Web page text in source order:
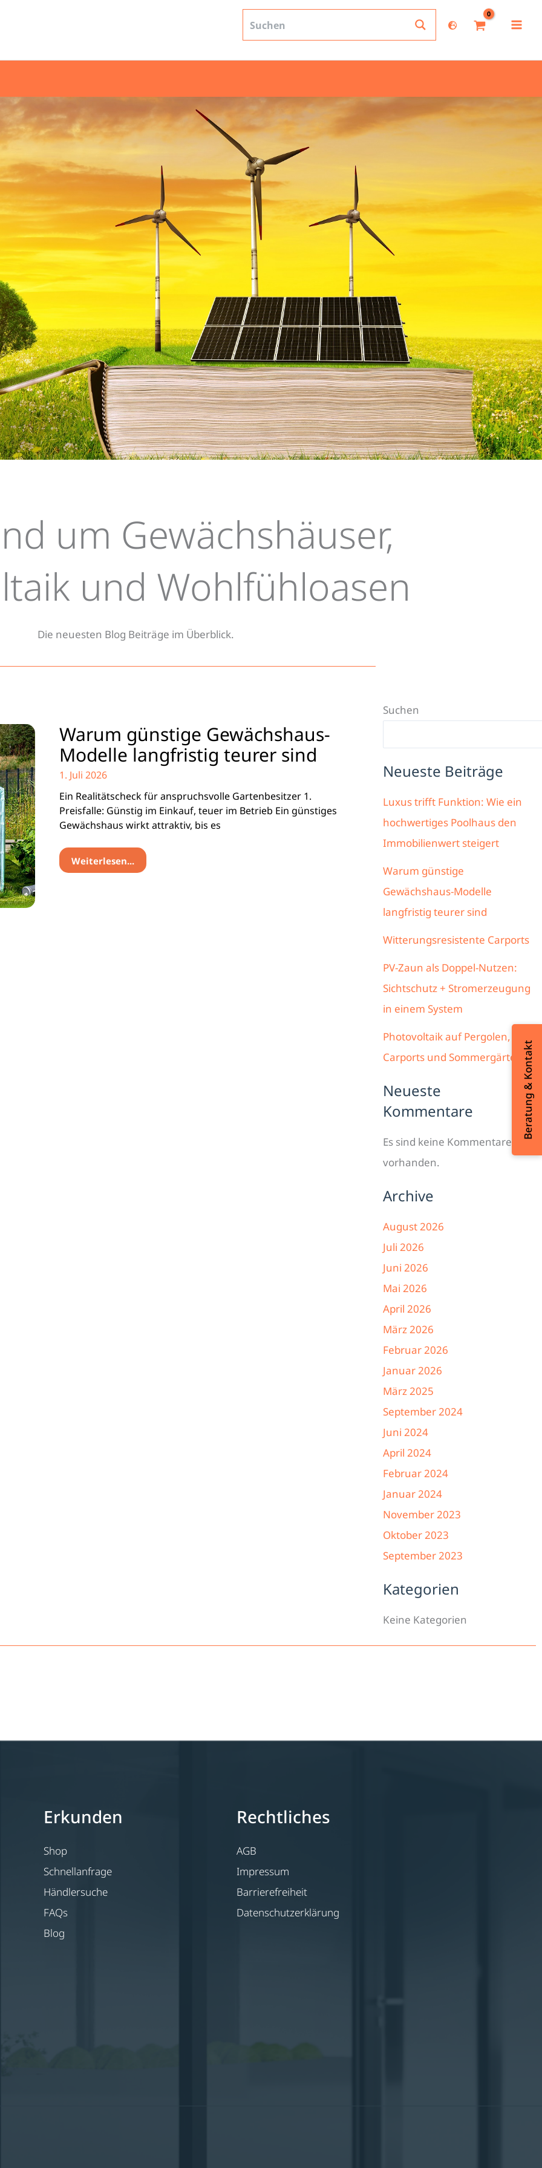
rund um Gewächshäuser,
und Pergolen
um Gewächshäuser,
und Wohlfühloasen
Die neuesten Blog Beiträge im Überblick.
Warum günstige Gewächshaus-
Modelle langfristig teurer sind
1. Juli 2026
Ein Realitätscheck für anspruchsvolle Gartenbesitzer 1.
Preisfalle: Günstig im Einkauf, teuer im Betrieb Ein günstiges
Gewächshaus wirkt attraktiv, bis es
Weiterlesen...
Suchen
Neueste Beiträge
Luxus trifft Funktion: Wie ein
hochwertiges Poolhaus den
Immobilienwert steigert
Warum günstige
Gewächshaus-Modelle
langfristig teurer sind
Witterungsresistente Carports
PV-Zaun als Doppel-Nutzen:
Sichtschutz + Stromerzeugung
in einem System
Photovoltaik auf Pergolen,
Carports und Sommergärten
Neueste
Kommentare
Es sind keine Kommentare
vorhanden.
Archive
August 2026
Juli 2026
Juni 2026
Mai 2026
April 2026
März 2026
Februar 2026
Januar 2026
März 2025
September 2024
Juni 2024
April 2024
Februar 2024
Januar 2024
November 2023
Oktober 2023
September 2023
Kategorien
Keine Kategorien
Erkunden
Shop
Schnellanfrage
Händlersuche
FAQs
Blog
Rechtliches
AGB
Impressum
Barrierefreiheit
Datenschutzerklärung
Beratung & Kontakt